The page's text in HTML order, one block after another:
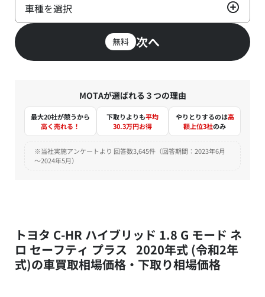
車種を選択
無料 次へ
MOTAが選ばれる３つの理由
最大20社が競うから
高く売れる！
下取りよりも平均
30.3万円お得
やりとりするのは高
額上位3社のみ
※当社実施アンケートより 回答数3,645件（回答期間：2023年6月
～2024年5月）
トヨタ C-HR ハイブリッド 1.8 G モード ネ
ロ セーフティ プラス 2020年式 (令和2年
式)の車買取相場価格・下取り相場価格